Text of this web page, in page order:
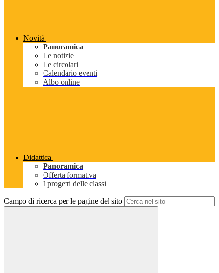
Novità
Panoramica
Le notizie
Le circolari
Calendario eventi
Albo online
Didattica
Panoramica
Offerta formativa
I progetti delle classi
Campo di ricerca per le pagine del sito